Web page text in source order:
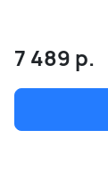
7 489 р.